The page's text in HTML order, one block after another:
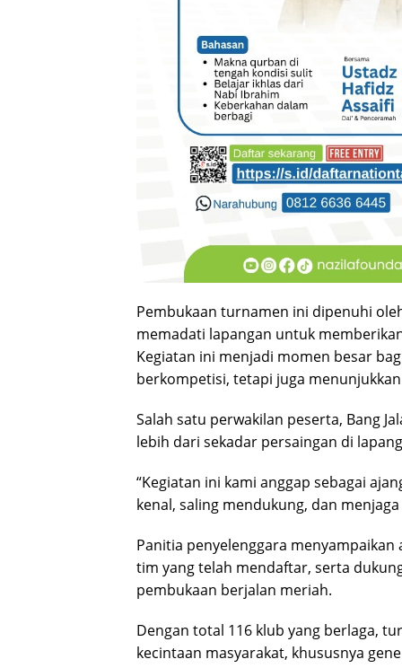
Pembukaan turnamen ini dipenuhi
memadati lapangan untuk
Kegiatan ini menjadi momen besar
berkompetisi, tetapi juga
Salah satu perwakilan peserta, Bang
lebih dari sekadar persaingan di
“Kegiatan ini kami anggap sebagai
kenal, saling mendukung, dan
Panitia penyelenggara
tim yang telah mendaftar, serta
pembukaan berjalan meriah.
Dengan total 116 klub yang berlaga,
kecintaan masyarakat, khususnya